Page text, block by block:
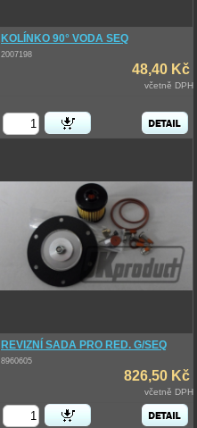
KOLÍNKO 90° VODA SEQ
2007198
48,40 Kč
včetně DPH
REVIZNÍ SADA PRO RED. G/SEQ
8960605
826,50 Kč
včetně DPH